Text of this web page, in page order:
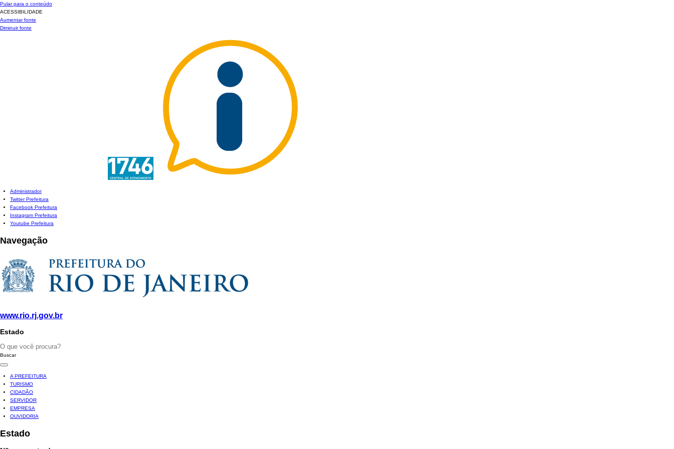
Pular para o conteúdo
ACESSIBILIDADE
Aumentar fonte
Diminuir fonte
Administrador
Twitter Prefeitura
Facebook Prefeitura
Instagram Prefeitura
Youtube Prefeitura
Navegação
www.rio.rj.gov.br
Estado
Buscar
A PREFEITURA
TURISMO
CIDADÃO
SERVIDOR
EMPRESA
OUVIDORIA
Estado